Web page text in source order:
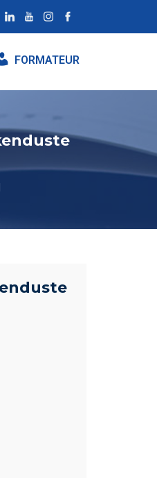
FORMATEUR